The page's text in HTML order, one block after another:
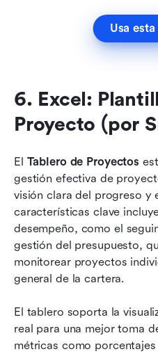
Usa
6. Excel:
Proyecto (por
El Tablero de Proyectos
gestión efectiva de
visión clara del progreso y
características clave
desempeño, como el
gestión del presupuesto,
monitorear proyectos
general de la cartera.
El tablero soporta la
real para una mejor toma
métricas como